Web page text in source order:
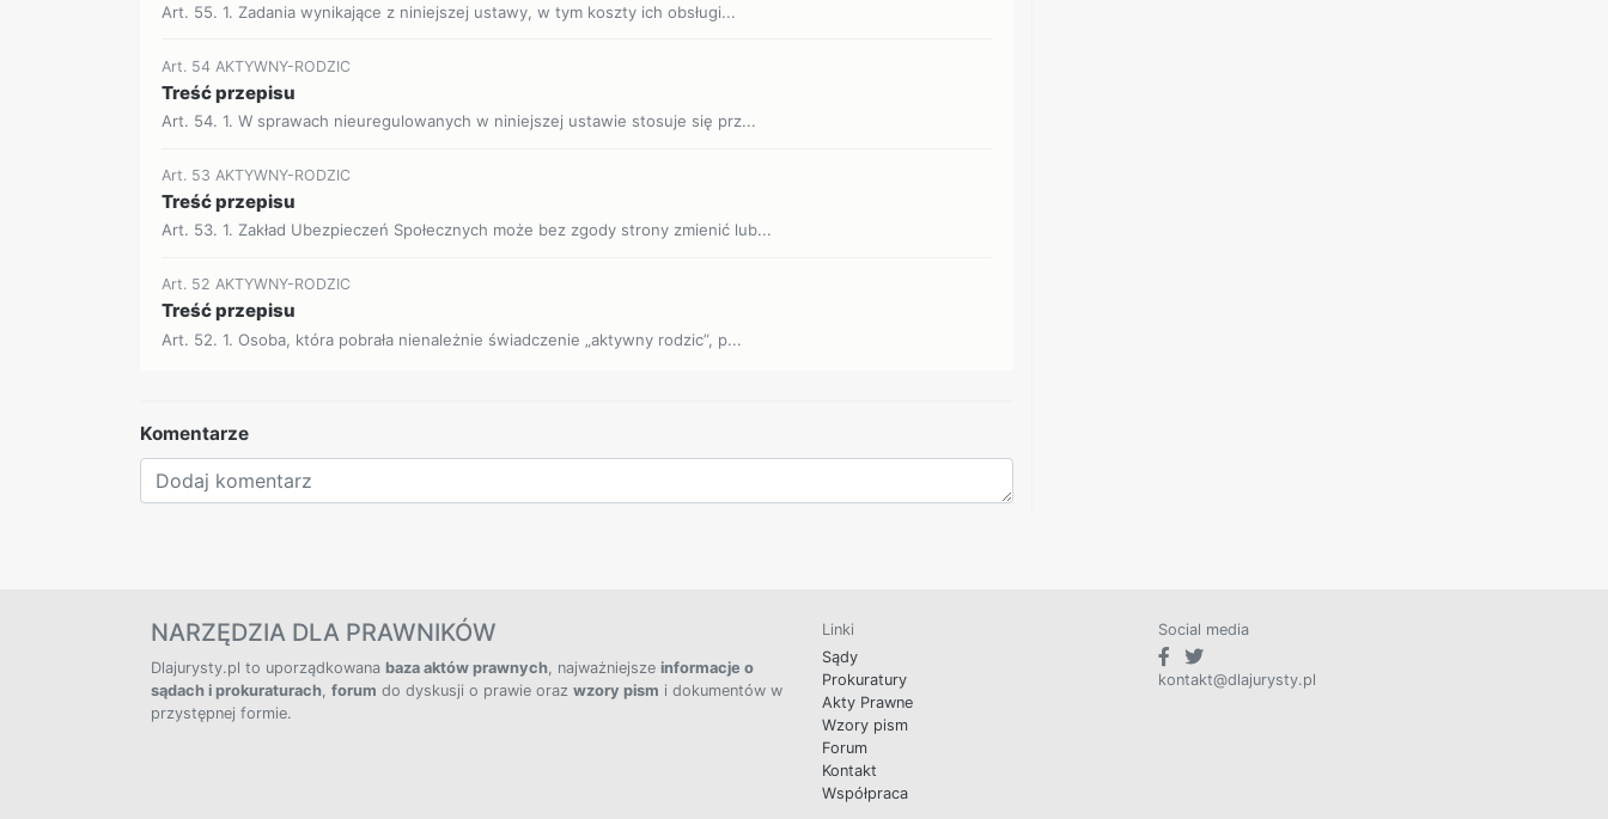
Art. 55. 1. Zadania wynikające z niniejszej ustawy, w tym koszty ich obsługi...
Art. 54 AKTYWNY-RODZIC
Treść przepisu
Art. 54. 1. W sprawach nieuregulowanych w niniejszej ustawie stosuje się prz...
Art. 53 AKTYWNY-RODZIC
Treść przepisu
Art. 53. 1. Zakład Ubezpieczeń Społecznych może bez zgody strony zmienić lub...
Art. 52 AKTYWNY-RODZIC
Treść przepisu
Art. 52. 1. Osoba, która pobrała nienależnie świadczenie „aktywny rodzic”, p...
Komentarze
NARZĘDZIA DLA PRAWNIKÓW
Dlajurysty.pl to uporządkowana baza aktów prawnych, najważniejsze informacje o
sądach i prokuraturach, forum do dyskusji o prawie oraz wzory pism i dokumentów w
przystępnej formie.
Linki
Sądy
Prokuratury
Akty Prawne
Wzory pism
Forum
Kontakt
Współpraca
Social media
kontakt@dlajurysty.pl